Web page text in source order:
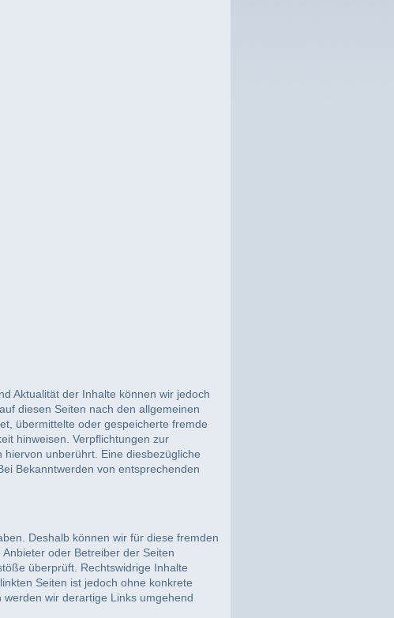
Aktualität der Inhalte können wir jedoch
diesen Seiten nach den allgemeinen
übermittelte oder gespeicherte fremde
hinweisen. Verpflichtungen zur
unberührt. Eine diesbezügliche
Bekanntwerden von entsprechenden
Deshalb können wir für diese fremden
oder Betreiber der Seiten
überprüft. Rechtswidrige Inhalte
Seiten ist jedoch ohne konkrete
wir derartige Links umgehend